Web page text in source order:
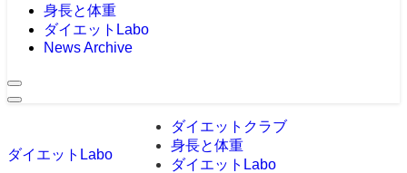
身長と体重
ダイエットLabo
News Archive
ダイエットLabo
ダイエットクラブ
身長と体重
ダイエットLabo